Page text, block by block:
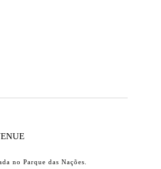
no Parque das Nações.